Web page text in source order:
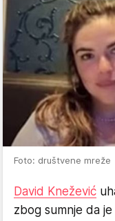
Foto: društvene mreže
David Knežević
zbog sumnje da